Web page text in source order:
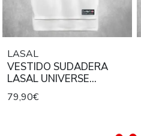
LASAL
VESTIDO SUDADERA
LASAL UNIVERSE
BLANCO
79,90€